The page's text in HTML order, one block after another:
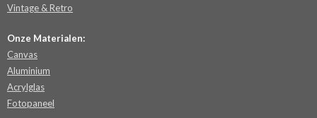
Vintage & Retro
Onze Materialen:
Canvas
Aluminium
Acrylglas
Fotopaneel